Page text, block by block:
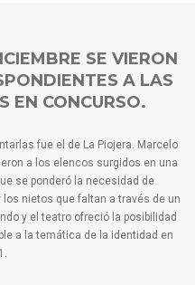
SE VIERON
A LAS
EN CONCURSO.
fue el de La Piojera. Marcelo
a los elencos surgidos en una
se ponderó la necesidad de
nietos que faltan a través de un
y el teatro ofreció la posibilidad
a la temática de la identidad en